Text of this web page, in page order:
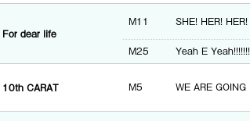
For dear life
M11 SHE! HER! HER!
M25
Yeah E Yeah!!!!!!!
10th CARAT M5 WE ARE GOING